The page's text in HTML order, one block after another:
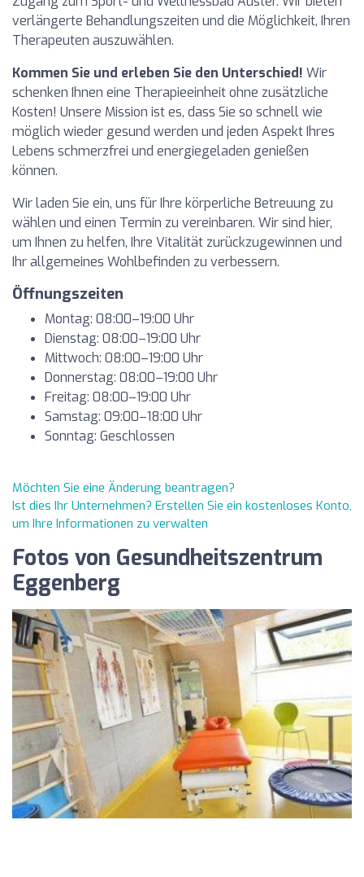
verlängerte Behandlungszeiten und die Möglichkeit, Ihren
Therapeuten auszuwählen.
Kommen Sie und erleben Sie den Unterschied! Wir
schenken Ihnen eine Therapieeinheit ohne zusätzliche
Kosten! Unsere Mission ist es, dass Sie so schnell wie
möglich wieder gesund werden und jeden Aspekt Ihres
Lebens schmerzfrei und energiegeladen genießen
können.
Wir laden Sie ein, uns für Ihre körperliche Betreuung zu
wählen und einen Termin zu vereinbaren. Wir sind hier,
um Ihnen zu helfen, Ihre Vitalität zurückzugewinnen und
Ihr allgemeines Wohlbefinden zu verbessern.
Öffnungszeiten
Montag: 08:00–19:00 Uhr
Dienstag: 08:00–19:00 Uhr
Mittwoch: 08:00–19:00 Uhr
Donnerstag: 08:00–19:00 Uhr
Freitag: 08:00–19:00 Uhr
Samstag: 09:00–18:00 Uhr
Sonntag: Geschlossen
Möchten Sie eine Änderung beantragen?
Ist dies Ihr Unternehmen? Erstellen Sie ein kostenloses Konto,
um Ihre Informationen zu verwalten
Fotos von Gesundheitszentrum
Eggenberg